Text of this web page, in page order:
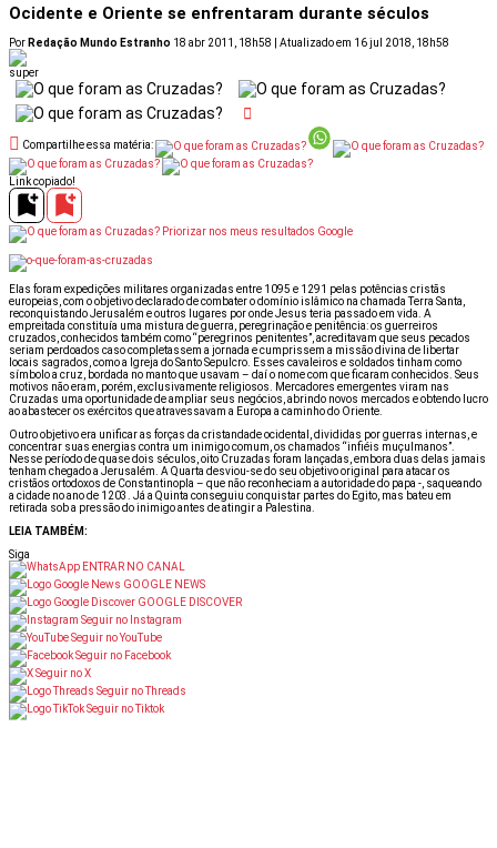
Ocidente e Oriente se enfrentaram durante séculos
Por Redação Mundo Estranho 18 abr 2011, 18h58 | Atualizado em 16 jul 2018, 18h58
Compartilhe essa matéria:
Link copiado!
Priorizar nos meus resultados Google
Elas foram expedições militares organizadas entre 1095 e 1291 pelas potências cristãs
europeias, com o objetivo declarado de combater o domínio islâmico na chamada Terra Santa,
reconquistando Jerusalém e outros lugares por onde Jesus teria passado em vida. A
empreitada constituía uma mistura de guerra, peregrinação e penitência: os guerreiros
cruzados, conhecidos também como “peregrinos penitentes”, acreditavam que seus pecados
seriam perdoados caso completassem a jornada e cumprissem a missão divina de libertar
locais sagrados, como a Igreja do Santo Sepulcro. Esses cavaleiros e soldados tinham como
símbolo a cruz, bordada no manto que usavam – daí o nome com que ficaram conhecidos. Seus
motivos não eram, porém, exclusivamente religiosos. Mercadores emergentes viram nas
Cruzadas uma oportunidade de ampliar seus negócios, abrindo novos mercados e obtendo lucro
ao abastecer os exércitos que atravessavam a Europa a caminho do Oriente.
Outro objetivo era unificar as forças da cristandade ocidental, divididas por guerras internas, e
concentrar suas energias contra um inimigo comum, os chamados “infiéis muçulmanos”.
Nesse período de quase dois séculos, oito Cruzadas foram lançadas, embora duas delas jamais
tenham chegado a Jerusalém. A Quarta desviou-se do seu objetivo original para atacar os
cristãos ortodoxos de Constantinopla – que não reconheciam a autoridade do papa -, saqueando
a cidade no ano de 1203. Já a Quinta conseguiu conquistar partes do Egito, mas bateu em
retirada sob a pressão do inimigo antes de atingir a Palestina.
LEIA TAMBÉM:
Siga
ENTRAR NO CANAL
GOOGLE NEWS
GOOGLE DISCOVER
Seguir no Instagram
Seguir no YouTube
Seguir no Facebook
Seguir no X
Seguir no Threads
Seguir no Tiktok